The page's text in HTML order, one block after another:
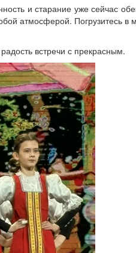
и старание уже сейчас
атмосферой. Погрузитесь в
встречи с прекрасным.